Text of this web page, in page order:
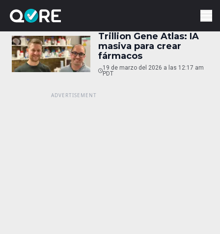
Trillion Gene Atlas: IA
masiva para crear
fármacos
19 de marzo del 2026 a las 12:17 am
PDT